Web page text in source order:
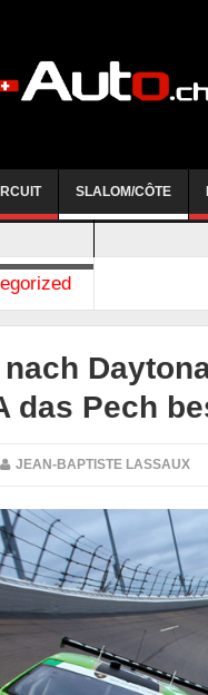
SLALOM/CÔTE
das Pech
JEAN-BAPTISTE LASSAUX